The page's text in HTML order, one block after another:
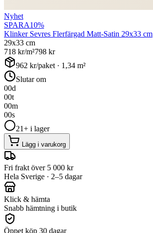
Nyhet
SPARA10%
Klinker Sevres Flerfärgad Matt-Satin 29x33 cm
29x33 cm
718 kr/m²798 kr
962 kr/paket · 1,34 m²
Slutar om
00d
00t
00m
00s
21+ i lager
Lägg i varukorg
Fri frakt över 5 000 kr
Hela Sverige · 2–5 dagar
Klick & hämta
Snabb hämtning i butik
Öppet köp 30 dagar